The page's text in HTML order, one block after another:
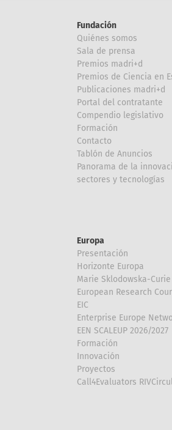
Fundación
Quiénes somos
Sala de prensa
Premios madri+d
Premios de Ciencia en
Publicaciones madri+d
Portal del contratante
Compendio legislativo
Formación
Contacto
Tablón de Anuncios
Panorama de la
sectores y tecnologías
Europa
Presentación
Horizonte Europa
Marie Sklodowska-
European Research
EIC
Enterprise Europe
EEN SCALEUP 2026/2027
Formación
Innovación
Proyectos
Call4Evaluators